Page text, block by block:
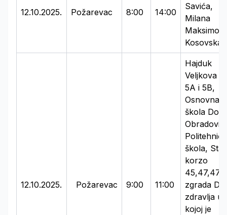
12.10.2025. Požarevac 8:00 14:00
Savića,
Milana
Kosovska
12.10.2025. Požarevac 9:00 11:00
Hajduk
Veljkova
5A i 5B,
Osnovna
škola
Obradović,
škola,
korzo
zgrada
zdravlja u
kojoj je